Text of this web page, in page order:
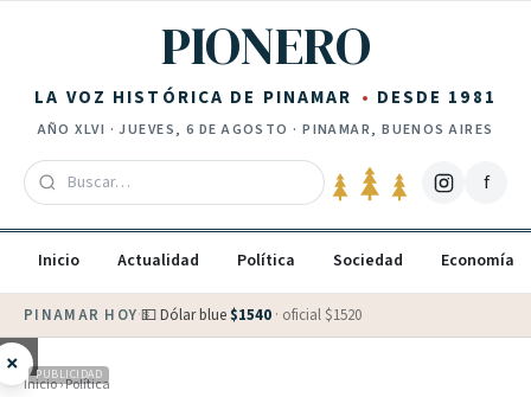
PIONERO
LA VOZ HISTÓRICA DE PINAMAR DESDE 1981
AÑOXLVI ·JUEVES, 6 DE AGOSTO · PINAMAR, BUENOS AIRES
f
Inicio Actualidad Política Sociedad Economía
PINAMAR HOY·💵 Dólar blue $1540 · oficial $1520
× PUBLICIDAD
Inicio›Política